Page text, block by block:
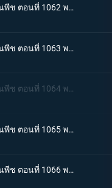
One piece วันพีช ตอนที่ 1062 พากย์ไทย วิชาสามดาบแห่งราชัน โซโล ปะทะ คิง
One piece วันพีช ตอนที่ 1063 พากย์ไทย ลูฟี่กระฉับกระเฉง จุดหักเหของยุคสมัยใหม่
One piece วันพีช ตอนที่ 1065 พากย์ไทย พันธมิตรล่มสลาย ความมุ่งมั่นของยุคสมัยใหม่จงลุกโชน
One piece วันพีช ตอนที่ 1066 พากย์ไทย ตัวเอกมาแล้ว สุดยอดท่าจากคลื่นและแม่เหล็ก